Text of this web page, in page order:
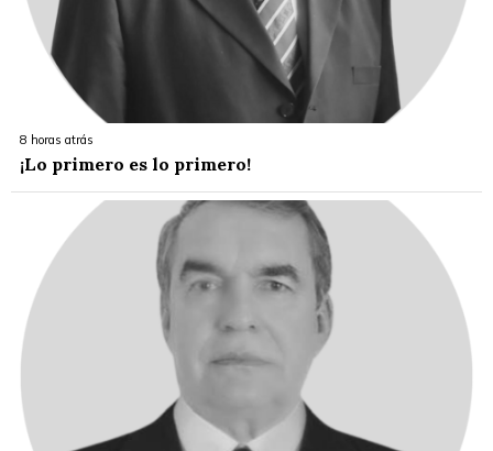
8 horas atrás
¡Lo primero es lo primero!